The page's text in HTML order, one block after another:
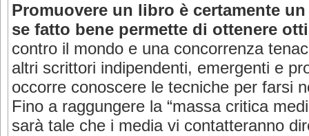
Promuovere un libro è certamente
se fatto bene permette di ottenere
contro il mondo e una concorrenza
altri scrittori indipendenti, emergenti e
occorre conoscere le tecniche per farsi
Fino a raggungere la “massa critica
sarà tale che i media vi contatteranno